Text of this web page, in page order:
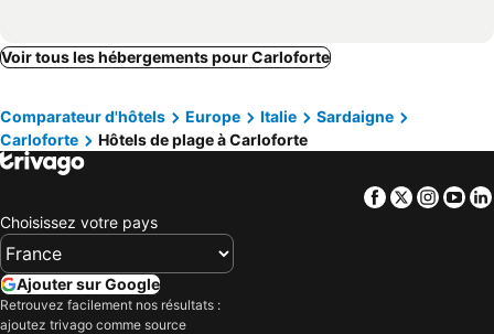
Voir tous les hébergements pour Carloforte
Comparateur d'hôtels Europe Italie
Sardaigne
Carloforte
Hôtels de plage à Carloforte
Facebook
Twitter
Choisissez votre pays
Ajouter sur Google
Retrouvez facilement nos résultats :
ajoutez trivago comme source